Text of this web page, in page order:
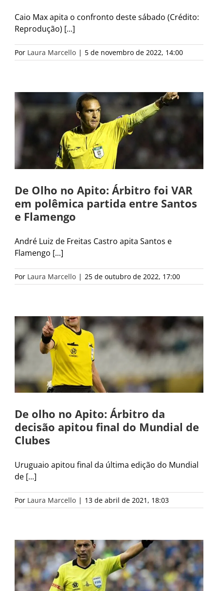
Caio Max apita o confronto deste sábado (Crédito:
Reprodução) [...]
Por Laura Marcello | 5 de novembro de 2022, 14:00
De Olho no Apito: Árbitro foi VAR
em polêmica partida entre Santos
e Flamengo
André Luiz de Freitas Castro apita Santos e
Flamengo [...]
Por Laura Marcello | 25 de outubro de 2022, 17:00
De olho no Apito: Árbitro da
decisão apitou final do Mundial de
Clubes
Uruguaio apitou final da última edição do Mundial
de [...]
Por Laura Marcello | 13 de abril de 2021, 18:03